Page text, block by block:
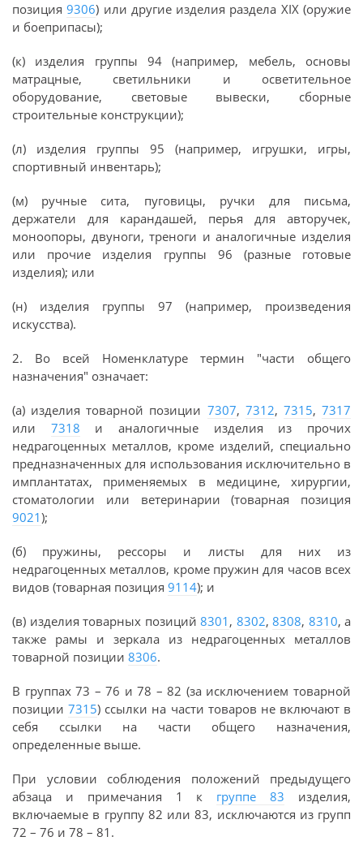
позиция9306) или другие изделия раздела XIX (оружие
и боеприпасы);
(к) изделия группы 94 (например, мебель, основы
матрацные, светильники и осветительное
оборудование, световые вывески, сборные
строительные конструкции);
(л) изделия группы 95 (например, игрушки, игры,
спортивный инвентарь);
(м) ручные сита, пуговицы, ручки для письма,
держатели для карандашей, перья для авторучек,
моноопоры, двуноги, треноги и аналогичные изделия
или прочие изделия группы 96 (разные готовые
изделия); или
(н) изделия группы 97 (например, произведения
искусства).
2. Во всей Номенклатуре термин "части общего
назначения" означает:
(а) изделия товарной позиции 7307, 7312, 7315,7317
или 7318 и аналогичные изделия из прочих
недрагоценных металлов, кроме изделий, специально
предназначенных для использования исключительно в
имплантатах, применяемых в медицине, хирургии,
стоматологии или ветеринарии (товарная позиция
9021);
(б) пружины, рессоры и листы для них из
недрагоценных металлов, кроме пружин для часов всех
видов (товарная позиция 9114); и
(в) изделия товарных позиций 8301 , 8302, 8308, 8310, а
также рамы и зеркала из недрагоценных металлов
товарной позиции 8306.
В группах 73 – 76 и 78 – 82 (за исключением товарной
позиции7315) ссылки на части товаров не включают в
себя ссылки на части общего назначения,
определенные выше.
При условии соблюдения положений предыдущего
абзаца и примечания 1 к группе 83 изделия,
включаемые в группу 82 или 83, исключаются из групп
72 – 76 и 78 – 81.